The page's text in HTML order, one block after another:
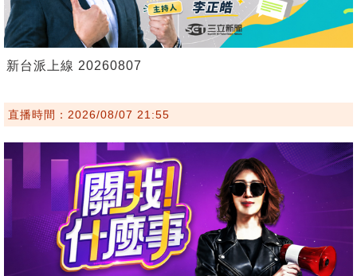
新台派上線 20260807
直播時間：2026/08/07 21:55